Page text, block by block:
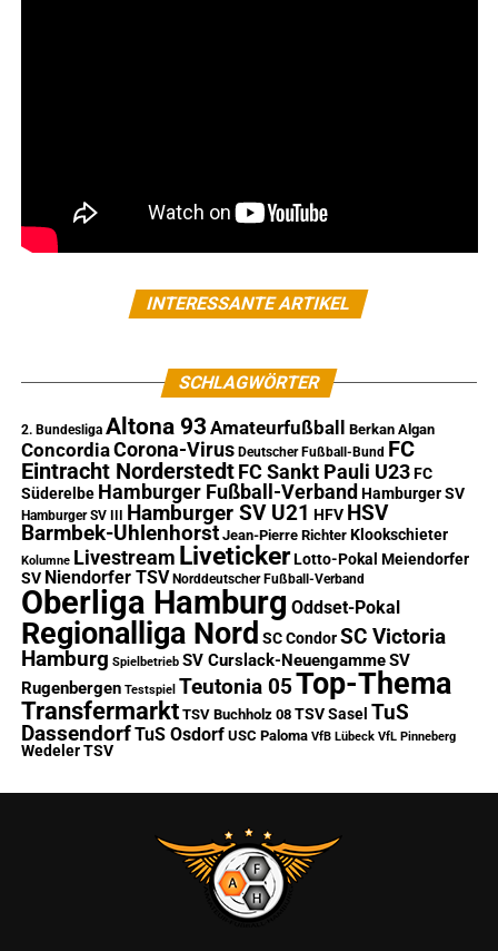
INTERESSANTE ARTIKEL
SCHLAGWÖRTER
2. Bundesliga Altona 93 Amateurfußball Berkan Algan
ConcordiaCorona-Virus Deutscher Fußball-Bund FC
Eintracht Norderstedt FC Sankt Pauli U23 FC
Süderelbe Hamburger Fußball-Verband Hamburger SV
Hamburger SV III Hamburger SV U21 HFV HSV
Barmbek-Uhlenhorst Jean-Pierre Richter Klookschieter
Kolumne Livestream Liveticker Lotto-Pokal Meiendorfer
SV Niendorfer TSV Norddeutscher Fußball-Verband
Oberliga Hamburg Oddset-Pokal
Regionalliga Nord SC Condor SC Victoria
Hamburg Spielbetrieb SV Curslack-NeuengammeSV
Rugenbergen Testspiel Teutonia 05Top-Thema
Transfermarkt TSV Buchholz 08 TSV Sasel TuS
DassendorfTuS Osdorf USC Paloma VfB Lübeck VfL Pinneberg
Wedeler TSV